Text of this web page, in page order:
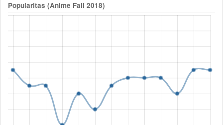
Popularitas (Anime Fall 2018)